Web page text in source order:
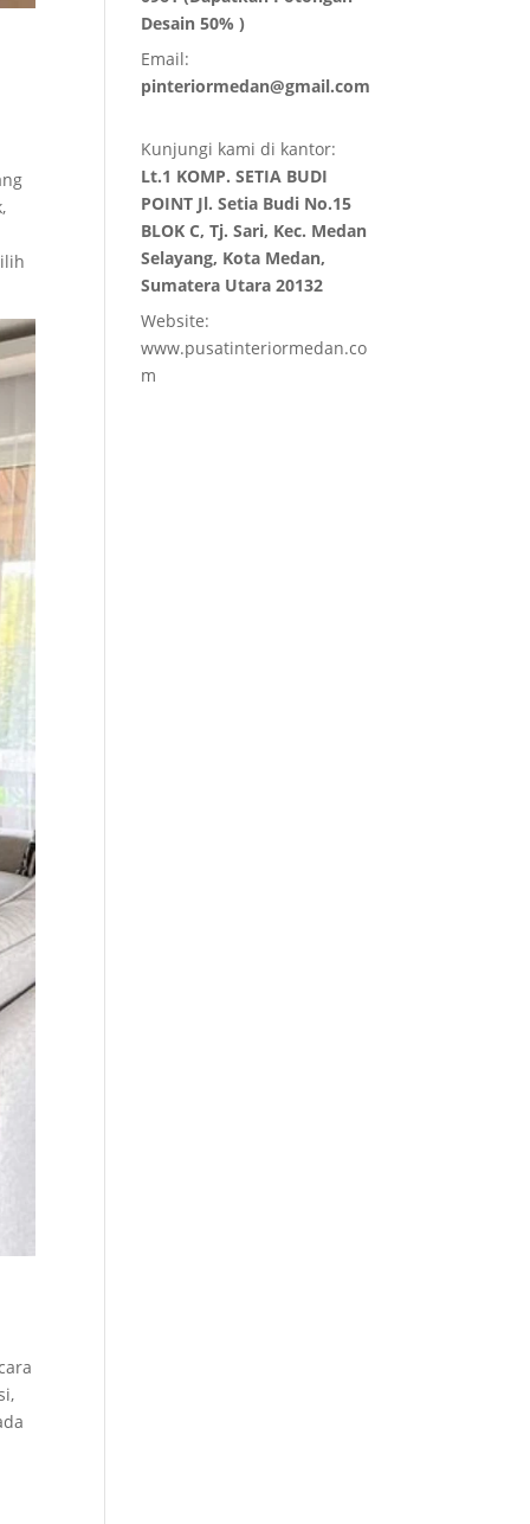
Desain 50% )
Email:
pinteriormedan@gmail.com
Kunjungi kami di kantor:
Lt.1 KOMP. SETIA BUDI
POINT Jl. Setia Budi No.15
BLOK C, Tj. Sari, Kec. Medan
Selayang, Kota Medan,
Sumatera Utara 20132
Website:
www.pusatinteriormedan.co
m